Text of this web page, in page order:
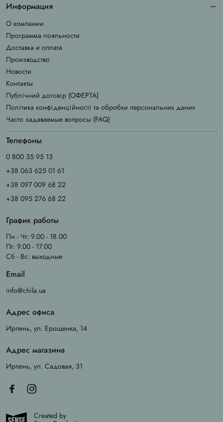
Информация
О компании
Программа лояльности
Доставка и оплата
Производство
Новости
Контакты
Публічний договір (ОФЕРТА)
Політика конфіденційності та обробки персональних даних
Часто задаваемые вопросы (FAQ)
Телефоны
0 800 35 95 13
+38 063 625 01 61
+38 097 009 68 22
+38 095 276 68 22
График работы
Пн - Чт: 9.00 - 18.00
Пт: 9.00 - 17.00
Сб - Вс: выходные
Email
info@chila.ua
Адрес офиса
Ирпень, ул. Ерощенка, 14
Адрес магазина
Ирпень, ул. Садовая, 31
Created by